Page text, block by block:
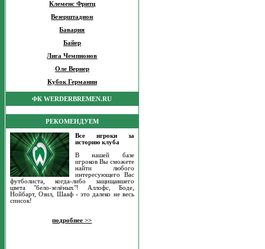
Клеменс Фритц
Везерштадион
Бавария
Байер
Лига Чемпионов
Оле Вернер
Кубок Германии
ФК WERDERBREMEN.RU
РЕКОМЕНДУЕМ
Все игроки за
историю клуба
В нашей базе
игроков Вы сможете
найти любого
интересующего Вас
футболиста, когда-либо защищавшего
цвета "бело-зелёных"! Аллофс, Боде,
Нойбарт, Озил, Шааф - это далеко не весь
список!
подробнее >>